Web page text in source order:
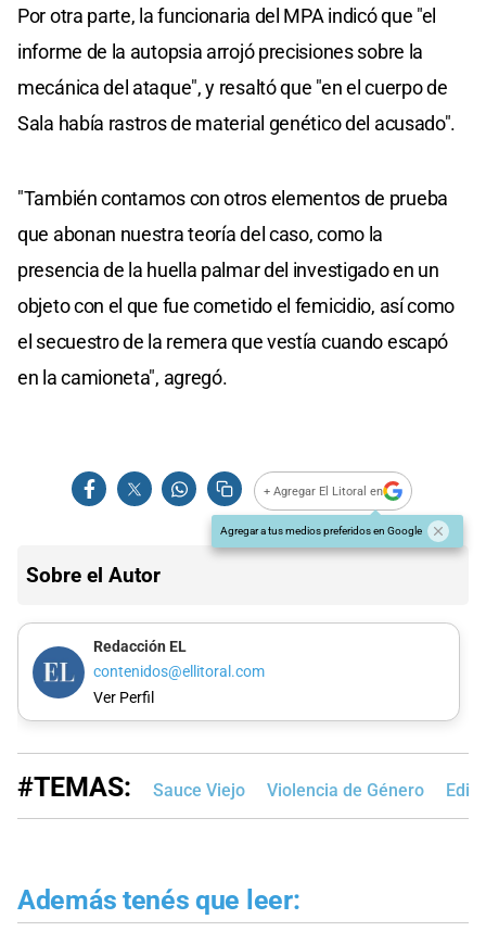
Por otra parte, la funcionaria del MPA indicó que "el
informe de la autopsia arrojó precisiones sobre la
mecánica del ataque", y resaltó que "en el cuerpo de
Sala había rastros de material genético del acusado".
"También contamos con otros elementos de prueba
que abonan nuestra teoría del caso, como la
presencia de la huella palmar del investigado en un
objeto con el que fue cometido el femicidio, así como
el secuestro de la remera que vestía cuando escapó
en la camioneta", agregó.
+ Agregar El Litoral en
Agregar a tus medios preferidos en Google
Sobre el Autor
Redacción EL
contenidos@ellitoral.com
Ver Perfil
#TEMAS: Sauce Viejo Violencia de Género
Además tenés que leer: